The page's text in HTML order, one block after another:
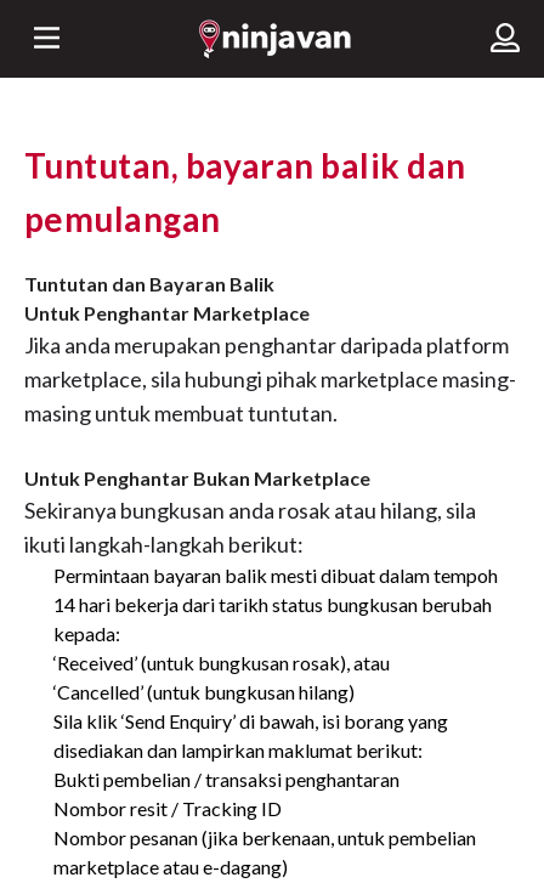
Tuntutan, bayaran balik dan
pemulangan
Tuntutan dan Bayaran Balik
Untuk Penghantar Marketplace
Jika anda merupakan penghantar daripada platform
marketplace, sila hubungi pihak marketplace masing-
masing untuk membuat tuntutan.
Untuk Penghantar Bukan Marketplace
Sekiranya bungkusan anda rosak atau hilang, sila
ikuti langkah-langkah berikut:
Permintaan bayaran balik mesti dibuat dalam tempoh
14 hari bekerja dari tarikh status bungkusan berubah
kepada:
‘Received’ (untuk bungkusan rosak), atau
‘Cancelled’ (untuk bungkusan hilang)
Sila klik ‘Send Enquiry’ di bawah, isi borang yang
disediakan dan lampirkan maklumat berikut:
Bukti pembelian / transaksi penghantaran
Nombor resit / Tracking ID
Nombor pesanan (jika berkenaan, untuk pembelian
marketplace atau e-dagang)